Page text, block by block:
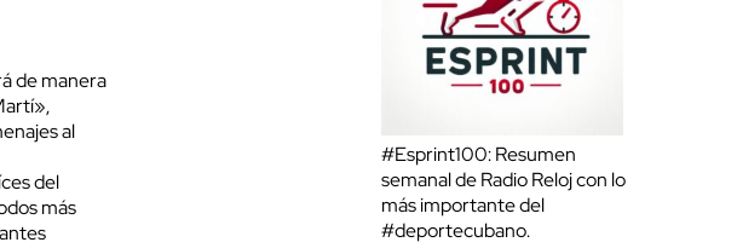
de manera
al
del
más
#Esprint100: Resumen
semanal de Radio Reloj con lo
más importante del
#deportecubano.